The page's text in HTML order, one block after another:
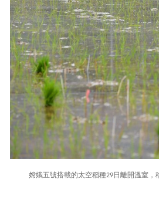
嫦娥五號搭載的太空稻種29日離開溫室，